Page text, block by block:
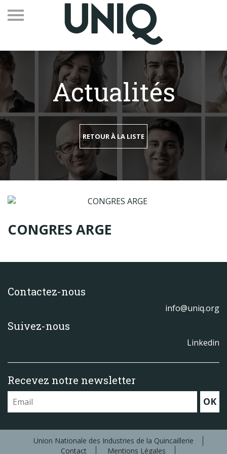
Recevez notre newsletter
Vos contacts
Espace adhérents
Linkedin
EN
Produits
Publications
Actualités
RETOUR À LA LISTE
CONGRES ARGE
Contactez-nous
info@uniq.org
Suivez-nous
Linkedin
Recevez notre newsletter
OK
Union Nationale des Industries de la Quincaillerie
Contact
Mentions Légales